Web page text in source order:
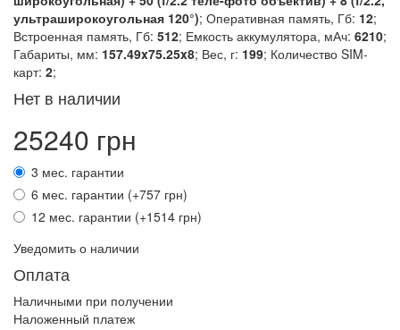
ультраширокоугольная 120°); Оперативная память, Гб: 12;
Встроенная память, Гб: 512; Емкость аккумулятора, мАч: 6210;
Габариты, мм: 157.49x75.25x8; Вес, г: 199; Количество SIM-
карт: 2;
Нет в наличии
25240 грн
3 мес. гарантии
6 мес. гарантии (+757 грн)
12 мес. гарантии (+1514 грн)
Уведомить о наличии
Оплата
Наличными при получении
Наложенный платеж